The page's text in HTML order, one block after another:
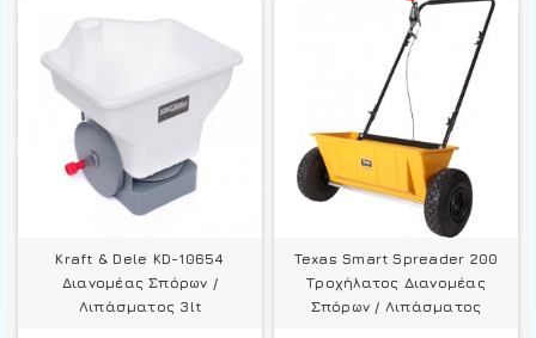
Kraft & Dele KD-10654
Διανομέας Σπόρων /
Λιπάσματος 3lt
Texas Smart Spreader 200
Τροχήλατος Διανομέας
Σπόρων / Λιπάσματος